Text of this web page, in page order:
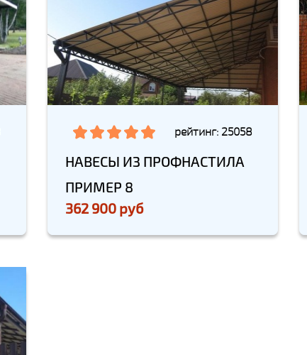
рейтинг: 25058
НАВЕСЫ ИЗ ПРОФНАСТИЛА
ПРИМЕР 8
362 900 руб